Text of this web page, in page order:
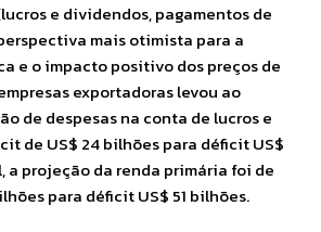
e dividendos, pagamentos de
mais otimista para a
e o impacto positivo dos preços de
exportadoras levou ao
de despesas na conta de lucros e
de US$ 24 bilhões para déficit US$
a projeção da renda primária foi de
para déficit US$ 51 bilhões.